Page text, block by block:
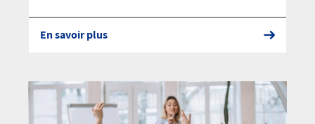
En savoir plus